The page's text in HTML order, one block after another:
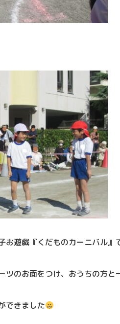
お遊戯『くだものカーニバル』
ツのお面をつけ、おうちの方と
できました